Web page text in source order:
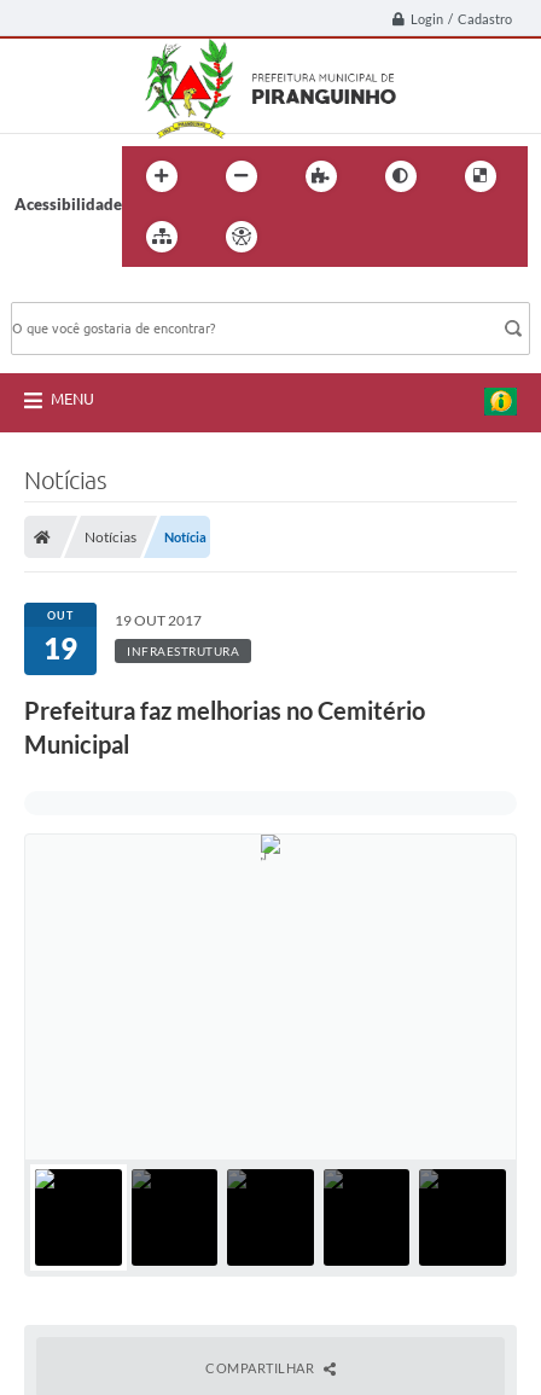
Login / Cadastro
Acessibilidade
MENU
Notícias
Notícias Notícia
OUT
19
19 OUT 2017
INFRAESTRUTURA
Prefeitura faz melhorias no Cemitério
Municipal
COMPARTILHAR